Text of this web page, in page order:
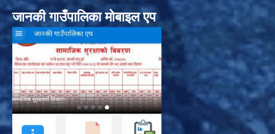
जानकी गाउँपालिका मोबाइल एप